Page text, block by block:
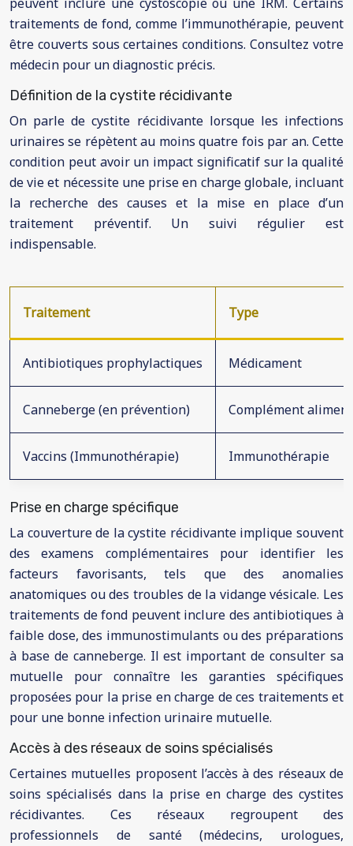
traitements de fond, comme l’immunothérapie, peuvent
être couverts sous certaines conditions. Consultez votre
médecin pour un diagnostic précis.
Définition de la cystite récidivante
On parle de cystite récidivante lorsque les infections
urinaires se répètent au moins quatre fois par an. Cette
condition peut avoir un impact significatif sur la qualité
de vie et nécessite une prise en charge globale, incluant
la recherche des causes et la mise en place d’un
traitement préventif. Un suivi régulier est
indispensable.
Traitement Type
Antibiotiques prophylactiques Médicament
Canneberge (en prévention) Complément
Vaccins (Immunothérapie) Immunothérapie
Prise en charge spécifique
La couverture de la cystite récidivante implique souvent
des examens complémentaires pour identifier les
facteurs favorisants, tels que des anomalies
anatomiques ou des troubles de la vidange vésicale. Les
traitements de fond peuvent inclure des antibiotiques à
faible dose, des immunostimulants ou des préparations
à base de canneberge. Il est important de consulter sa
mutuelle pour connaître les garanties spécifiques
proposées pour la prise en charge de ces traitements et
pour une bonne infection urinaire mutuelle.
Accès à des réseaux de soins spécialisés
Certaines mutuelles proposent l’accès à des réseaux de
soins spécialisés dans la prise en charge des cystites
récidivantes. Ces réseaux regroupent des
professionnels de santé (médecins, urologues,